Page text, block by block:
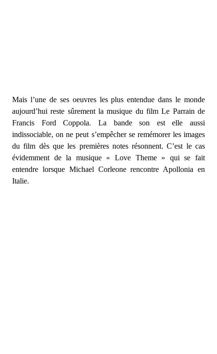
Mais l’une de ses oeuvres les plus entendue dans le monde
aujourd’hui reste sûrement la musique du film Le Parrain de
Francis Ford Coppola. La bande son est elle aussi
indissociable, on ne peut s’empêcher se remémorer les images
du film dès que les premières notes résonnent. C’est le cas
évidemment de la musique « Love Theme » qui se fait
entendre lorsque Michael Corleone rencontre Apollonia en
Italie.